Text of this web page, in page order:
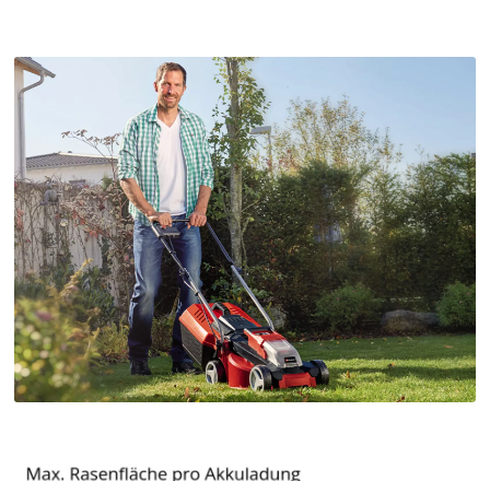
Wir benötigen deine Zustimmung, um
Google Maps laden zu können!
This content is not permitted to load due
to trackers that are not disclosed to the
visitor. The website owner needs to setup
the site with their CMP to add this content
to the list of technologies used.
Powered byUsercentrics Consent